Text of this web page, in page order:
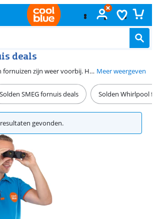
deals
De Solden deals van fornuizen zijn weer voorbij. Heb je een nieuw fornuis nodig? Kijk dan op onze fornuizen promotie pagina. Je vindt daar alle kortingen van dit moment. Zo koop jij een inductie, keramisch of gasfornuis voor een leuke prijs. Let ook op de breedte van het fornuis. In een 90 centimeter breed fornuis bak je een plaatpizza, een hele kip of meerdere taarten tegelijk. In een fornuis van 60 centimeter bak je een grote ovenschotel of lasagne. Meer weergeven
Solden SMEG fornuis deals Solden Whirlpool
gevonden.